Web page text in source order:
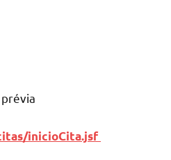
inicioCita.jsf